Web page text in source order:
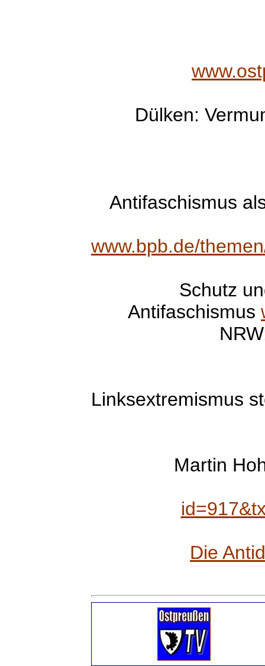
Dülken:
Antifaschismus
www.bpb.de/
Schutz
Antifaschismus
Linksextremismus
Martin
Die